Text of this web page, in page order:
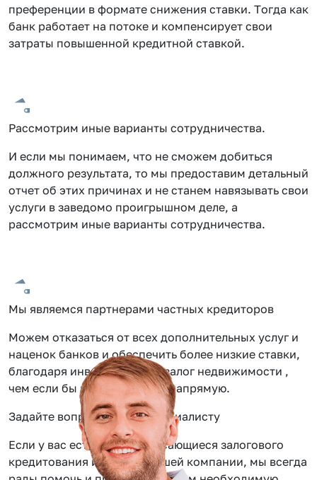
преференции в формате снижения ставки. Тогда как
банк работает на потоке и компенсирует свои
затраты повышенной кредитной ставкой.
Рассмотрим иные варианты сотрудничества.
И если мы понимаем, что не сможем добиться
должного результата, то мы предоставим детальный
отчет об этих причинах и не станем навязывать свои
услуги в заведомо проигрышном деле, а
рассмотрим иные варианты сотрудничества.
Мы являемся партнерами частных кредиторов
Можем отказаться от всех дополнительных услуг и
наценок банков и обеспечить более низкие ставки,
благодаря инвестиции под залог недвижимости ,
чем если бы вы обращались напрямую.
Задайте вопрос нашему специалисту
Если у вас есть вопросы касающиеся залогового
кредитования или услуг нашей компании, мы всегда